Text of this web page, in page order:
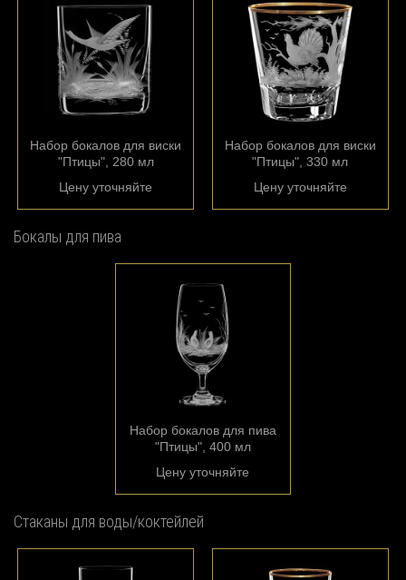
Набор бокалов для виски
"Птицы", 280 мл
Цену уточняйте
Набор бокалов для виски
"Птицы", 330 мл
Цену уточняйте
Бокалы для пива
Набор бокалов для пива
"Птицы", 400 мл
Цену уточняйте
Стаканы для воды/коктейлей